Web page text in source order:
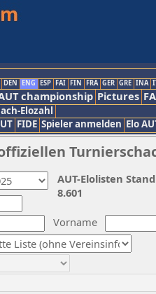
DEN ENG ESP FAI FIN FRA GER GRE INA
championship Pictures
Elozahl
FIDE Spieler anmelden Elo
Vorname
AUT-Elolisten
8.601